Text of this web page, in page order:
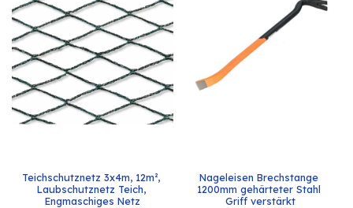
Teichschutznetz 3x4m, 12m²,
Laubschutznetz Teich,
Engmaschiges Netz
Nageleisen Brechstange
1200mm gehärteter Stahl
Griff verstärkt